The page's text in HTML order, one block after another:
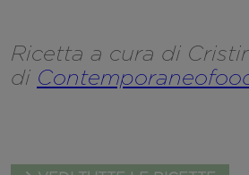
Ricetta a cura di
di